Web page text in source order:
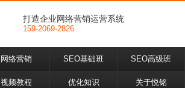
打造企业网络营销运营系统
159-2069-2826
网络营销 SEO基础班 SEO高级班
视频教程 优化知识 关于悦铭